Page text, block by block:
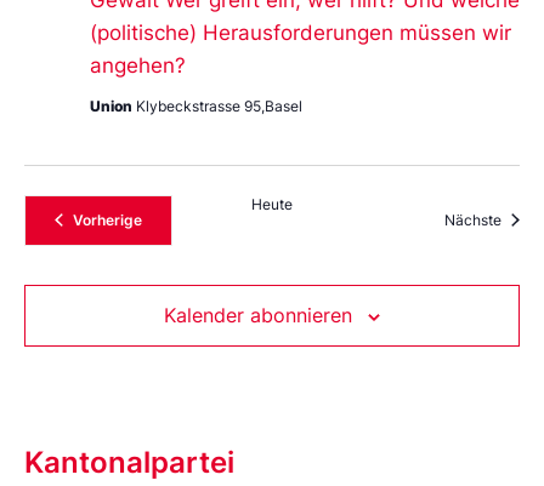
(politische) Herausforderungen müssen wir
angehen?
Union Klybeckstrasse 95,Basel
VorherigeVeranstaltungen
Heute
Nächste
Kalender abonnieren
Kantonalpartei